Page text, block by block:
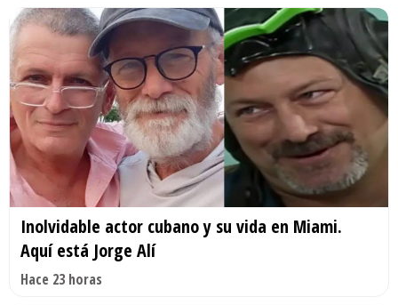
Inolvidable actor cubano y su vida en Miami.
Aquí está Jorge Alí
Hace 23 horas